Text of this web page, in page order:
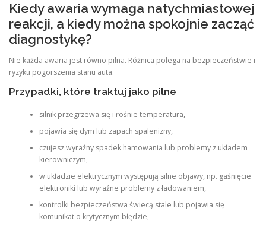
Kiedy awaria wymaga natychmiastowej
reakcji, a kiedy można spokojnie zacząć
diagnostykę?
Nie każda awaria jest równo pilna. Różnica polega na bezpieczeństwie i
ryzyku pogorszenia stanu auta.
Przypadki, które traktuj jako pilne
silnik przegrzewa się i rośnie temperatura,
pojawia się dym lub zapach spalenizny,
czujesz wyraźny spadek hamowania lub problemy z układem
kierowniczym,
w układzie elektrycznym występują silne objawy, np. gaśnięcie
elektroniki lub wyraźne problemy z ładowaniem,
kontrolki bezpieczeństwa świecą stale lub pojawia się
komunikat o krytycznym błędzie,